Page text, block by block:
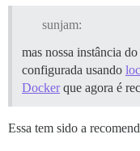
sunjam:
mas nossa instância
configurada usando
Dockerque agora é
Essa tem sido a